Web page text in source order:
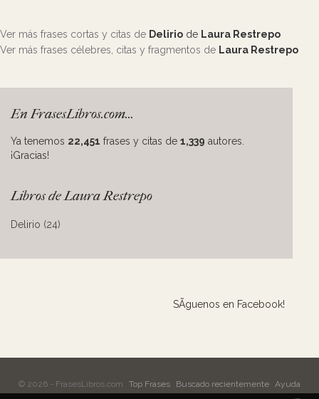
Ver más frases cortas y citas de Delirio de Laura Restrepo
Ver más frases célebres, citas y fragmentos de Laura Restrepo
En FrasesLibros.com...
Ya tenemos 22,451 frases y citas de 1,339 autores.
¡Gracias!
Libros de Laura Restrepo
Delirio (24)
SÃ­guenos en Facebook!
© 2026 - FrasesLibros.com Top Frases Buscado recientemente Ayuda